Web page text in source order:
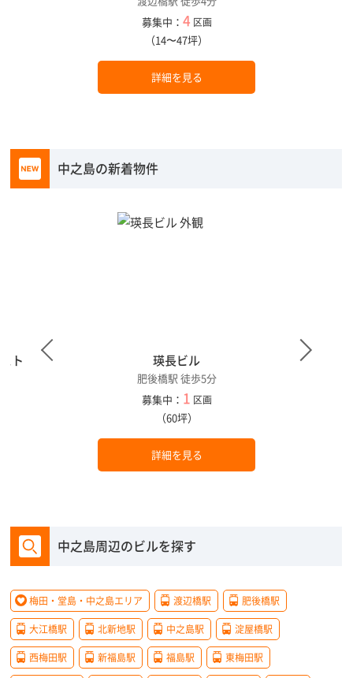
募集中： 4 区画
（14〜47坪）
詳細を見る
中之島の新着物件
ト 瑛長ビル
肥後橋駅 徒歩5分
募集中： 1 区画
（60坪）
詳細を見る
中之島周辺のビルを探す
梅田・堂島・中之島エリア 渡辺橋駅 肥後橋駅
大江橋駅 北新地駅 中之島駅 淀屋橋駅
西梅田駅 新福島駅 福島駅 東梅田駅